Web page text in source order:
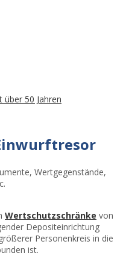
Wertgegenstände,
Wertschutzschränke von
Depositeinrichtung
Personenkreis in die
ist.